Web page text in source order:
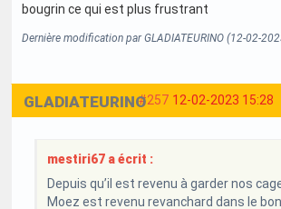
bougrin ce qui est plus frustrant
Dernière modification par GLADIATEURINO (12-02-
#257 12-02-2023 15:28
GLADIATEURINO
mestiri67 a écrit :
Depuis qu’il est revenu à garder nos
Moez est revenu revanchard dans le